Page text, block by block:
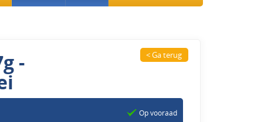
- < Ga terug
Op vooraad